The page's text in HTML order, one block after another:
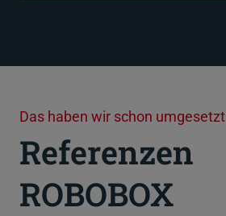
Das haben wir schon umgesetzt
Referenzen
ROBOBOX